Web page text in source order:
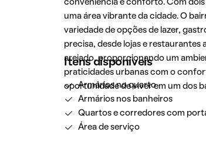
conveniência e conforto. Com dois
uma área vibrante da cidade. O
variedade de opções de lazer,
precisa, desde lojas e restaurantes
arejado, proporcionando um
praticidades urbanas com o
oportunidade de viver em um dos
Itens disponíveis
Armários no quarto
Armários nos banheiros
Quartos e corredores com
Área de serviço